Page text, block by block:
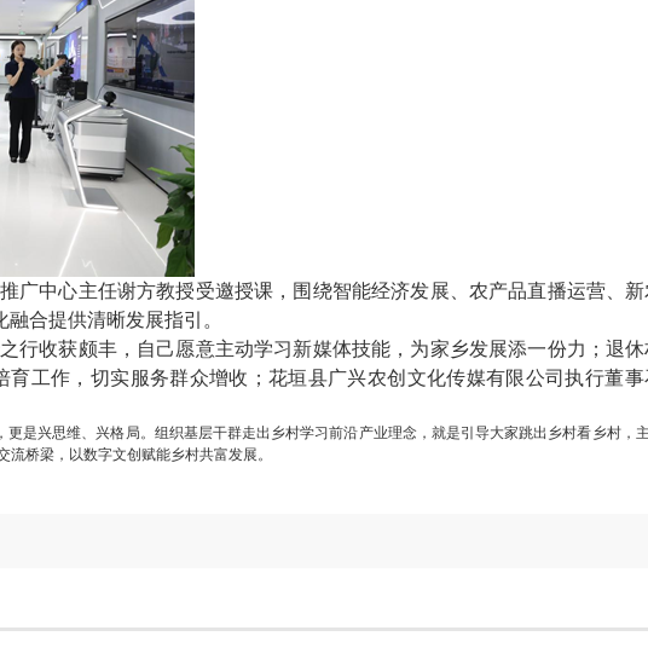
中心主任谢方教授受邀授课，围绕智能经济发展、农产品直播运营、
合提供清晰发展指引。
收获颇丰，自己愿意主动学习新媒体技能，为家乡发展添一份力；退
工作，切实服务群众增收；花垣县广兴农创文化传媒有限公司执行董
是兴思维、兴格局。组织基层干群走出乡村学习前沿产业理念，就是引导大家跳出乡村看乡村，
桥梁，以数字文创赋能乡村共富发展。